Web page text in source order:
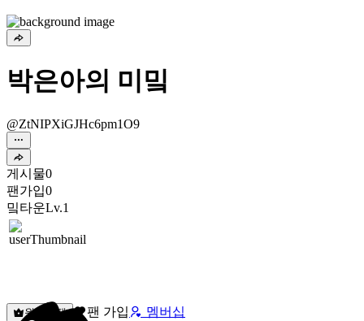
박은아의 미밐
@ZtNIPXiGJHc6pm1O9
게시물0
팬가입0
밐타운Lv.1
원픽선택 팬 가입 멤버십